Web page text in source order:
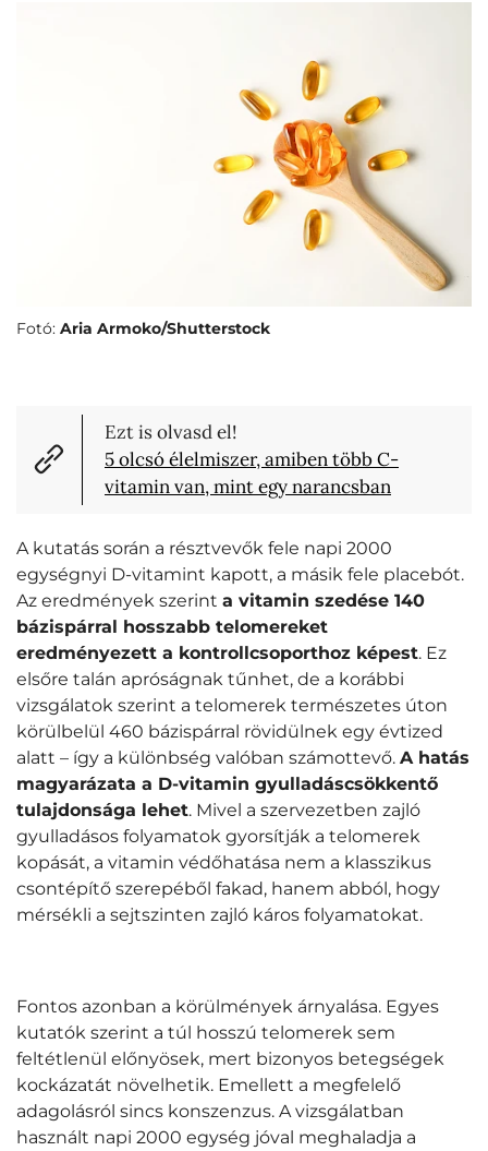
Fotó: Aria Armoko/Shutterstock
Ezt is olvasd el!
5 olcsó élelmiszer, amiben több C-
vitamin van, mint egy narancsban
A kutatás során a résztvevők fele napi 2000
egységnyi D-vitamint kapott, a másik fele placebót.
Az eredmények szerint a vitamin szedése 140
bázispárral hosszabb telomereket
eredményezett a kontrollcsoporthoz képest. Ez
elsőre talán apróságnak tűnhet, de a korábbi
vizsgálatok szerint a telomerek természetes úton
körülbelül 460 bázispárral rövidülnek egy évtized
alatt – így a különbség valóban számottevő. A hatás
magyarázata a D-vitamin gyulladáscsökkentő
tulajdonsága lehet. Mivel a szervezetben zajló
gyulladásos folyamatok gyorsítják a telomerek
kopását, a vitamin védőhatása nem a klasszikus
csontépítő szerepéből fakad, hanem abból, hogy
mérsékli a sejtszinten zajló káros folyamatokat.
Fontos azonban a körülmények árnyalása. Egyes
kutatók szerint a túl hosszú telomerek sem
feltétlenül előnyösek, mert bizonyos betegségek
kockázatát növelhetik. Emellett a megfelelő
adagolásról sincs konszenzus. A vizsgálatban
használt napi 2000 egység jóval meghaladja a